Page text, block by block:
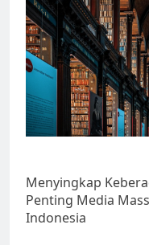
Menyingkap
Penting Media
Indonesia